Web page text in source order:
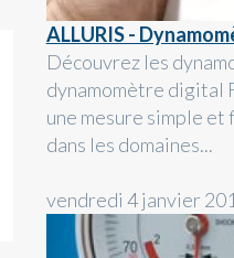
ALLURIS -
Découvrez les
dynamomètre digital
une mesure simple
dans les domaines...
vendredi 4 janvier